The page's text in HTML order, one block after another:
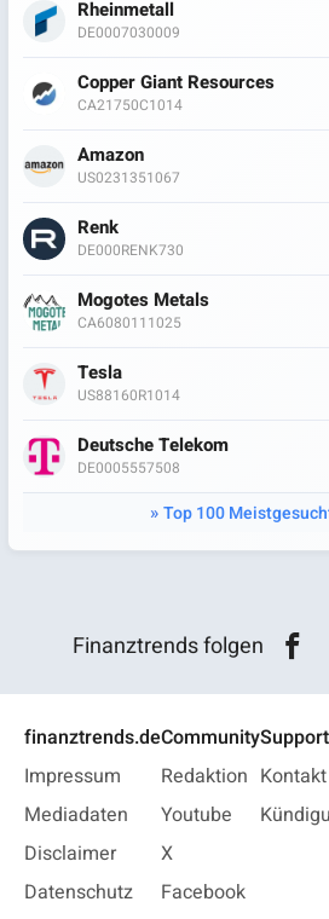
Rheinmetall
DE0007030009
Copper Giant Resources
CA21750C1014
Amazon
US0231351067
Renk
DE000RENK730
Mogotes Metals
CA6080111025
Tesla
US88160R1014
Deutsche Telekom
DE0005557508
Top 100
Finanztrends folgen
finanztrends.de
Impressum
Mediadaten
Disclaimer
Datenschutz
Community
Redaktion
Youtube
X
Facebook
Support
Kontakt